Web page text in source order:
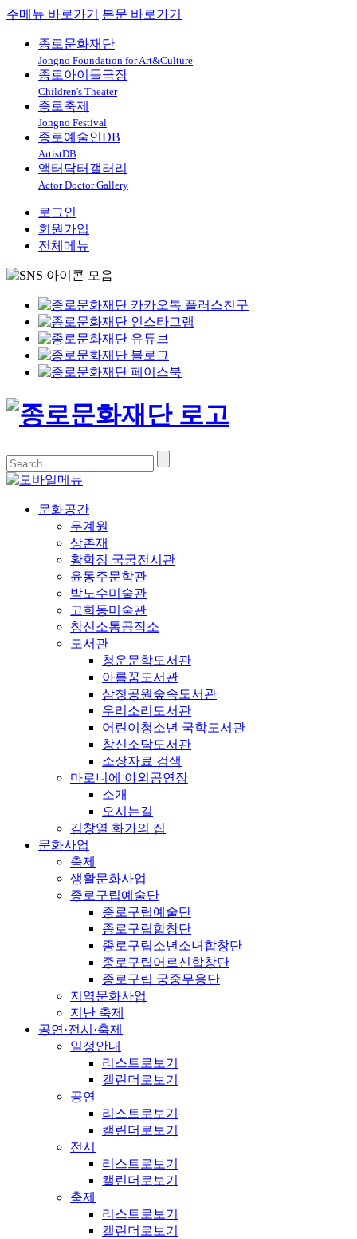
주메뉴 바로가기 본문 바로가기
종로문화재단
Jongno Foundation for Art&Culture
종로아이들극장
Children's Theater
종로축제
Jongno Festival
종로예술인DB
ArtistDB
액터닥터갤러리
Actor Doctor Gallery
로그인
회원가입
전체메뉴
문화공간
무계원
상촌재
황학정 국궁전시관
윤동주문학관
박노수미술관
고희동미술관
창신소통공작소
도서관
청운문학도서관
아름꿈도서관
삼청공원숲속도서관
우리소리도서관
어린이청소년 국학도서관
창신소담도서관
소장자료 검색
마로니에 야외공연장
소개
오시는길
김창열 화가의 집
문화사업
축제
생활문화사업
종로구립예술단
종로구립예술단
종로구립합창단
종로구립소년소녀합창단
종로구립어르신합창단
종로구립 궁중무용단
지역문화사업
지난 축제
공연·전시·축제
일정안내
리스트로보기
캘린더로보기
공연
리스트로보기
캘린더로보기
전시
리스트로보기
캘린더로보기
축제
리스트로보기
캘린더로보기